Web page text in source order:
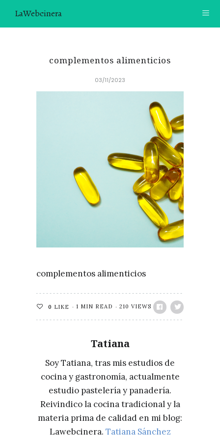
LaWebcinera
CONTACTO
¿TE GUSTARÍA UNIRTE A NUESTRA AVENTURA GASTRON
RECOMENDACIONES
complementos alimenticios
03/11/2023
complementos alimenticios
0 LIKE 1 MIN READ 210 VIEWS
Tatiana
Soy Tatiana, tras mis estudios de
cocina y gastronomía, actualmente
estudio pastelería y panadería.
Reivindico la cocina tradicional y la
materia prima de calidad en mi blog:
Lawebcinera. Tatiana Sánchez